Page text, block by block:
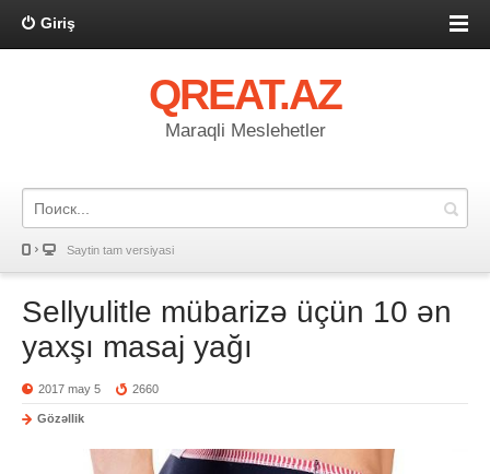
Giriş
QREAT.AZ
Maraqli Meslehetler
Saytin tam versiyasi
Sellyulitle mübarizə üçün 10 ən
yaxşı masaj yağı
2017 may 5 2660
Gözəllik